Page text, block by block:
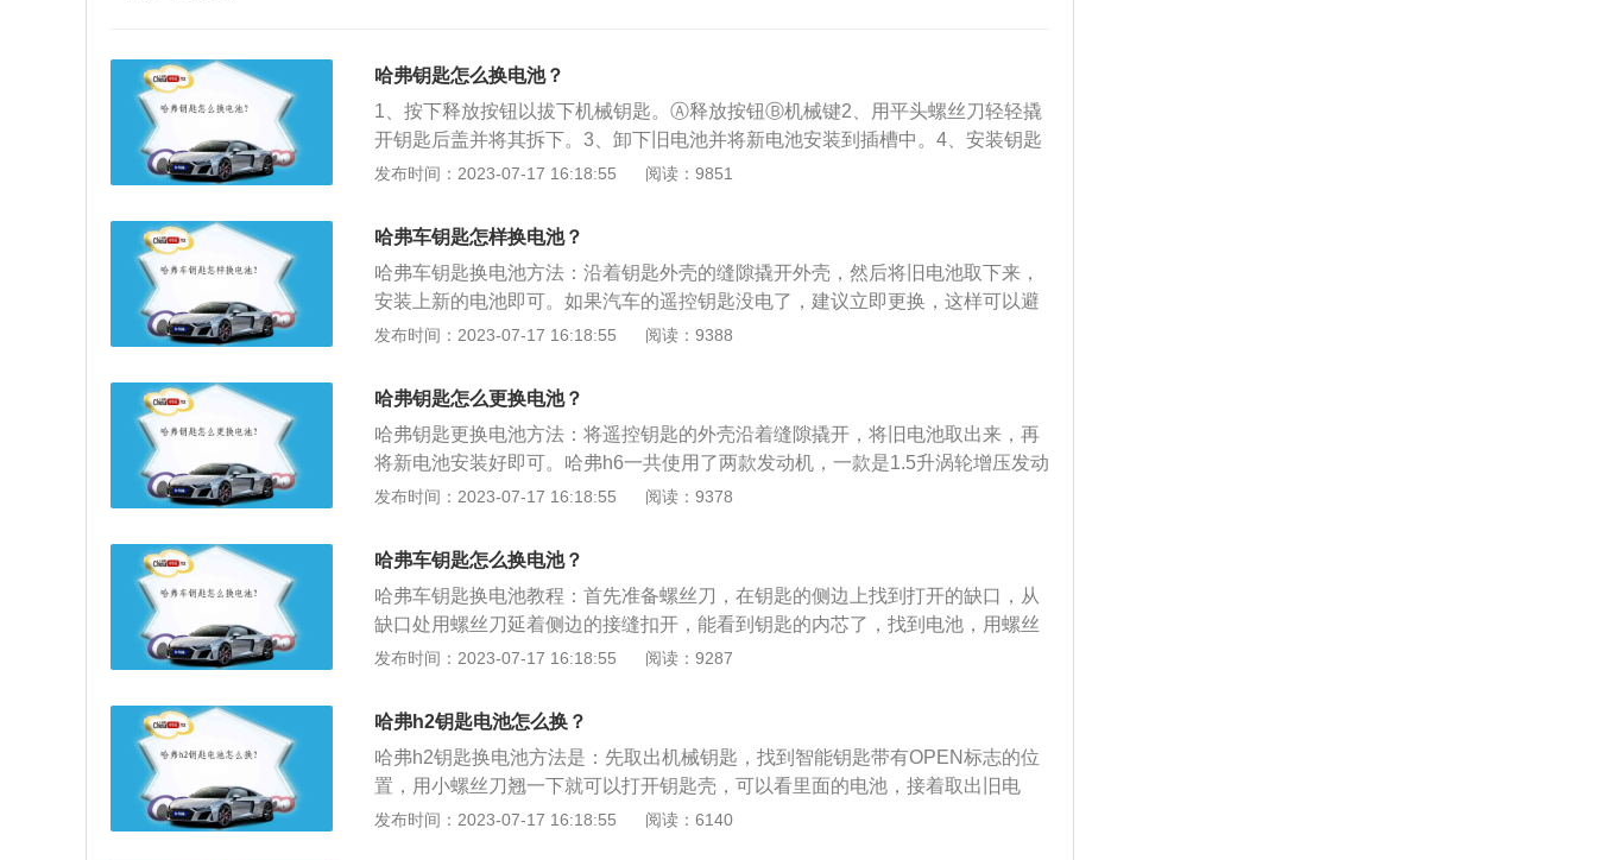
哈弗钥匙怎么换电池？
1、按下释放按钮以拔下机械钥匙。Ⓐ释放按钮Ⓑ机械键2、用平头螺丝刀轻轻撬
开钥匙后盖并将其拆下。3、卸下旧电池并将新电池安装到插槽中。4、安装钥匙
后盖。H6是一款紧凑型SUV，它使用三种发动机：低功率版本的1.5升涡轮增压
升涡轮增压发动机的最大扭矩为150马力和210牛米。发动机的最大功率转速为56
00rpm，最大扭矩转速为1800至4400rpm。大功率1.5升涡轮增压发动机的最大扭
矩为169马力和285牛米。该发动机的最大功率转速为5000至5600rpm，最大扭
矩转速为1400至3600rpm。20升涡轮增压发动机的最大扭矩为224马力和385牛
米。该发动机的最大功率转速为5500rpm，最大扭矩转速为1800至3600rpm。该
发布时间：2023-07-17 16:18:55 阅读：9851
哈弗车钥匙怎样换电池？
哈弗车钥匙换电池方法：沿着钥匙外壳的缝隙撬开外壳，然后将旧电池取下来，
安装上新的电池即可。如果汽车的遥控钥匙没电了，建议立即更换，这样可以避
免耽误正常用车。哈弗是一个自主品牌，这个品牌是专门制造suv车型的，哈弗
v。新款哈弗h6一共使用了两款发动机，一款是1.5升涡轮增压发动机，另一款是
2.0升涡轮增压发动机。
发布时间：2023-07-17 16:18:55 阅读：9388
哈弗钥匙怎么更换电池？
哈弗钥匙更换电池方法：将遥控钥匙的外壳沿着缝隙撬开，将旧电池取出来，再
将新电池安装好即可。哈弗h6一共使用了两款发动机，一款是1.5升涡轮增压发动
机，另一款是2.0升涡轮增压发动机，与发动机匹配的是7速双离合变速箱。哈弗
长城品牌并行运营，使用独立的标识、独立的产品研发、生产、服务等体系，主
营SUV生产及销售业务，其旗下包含H系、F系两个车系。哈弗h6车身尺寸长宽
高分别为4640mm、1825mm、1690mm，轴距为2680mm。
发布时间：2023-07-17 16:18:55 阅读：9378
哈弗车钥匙怎么换电池？
哈弗车钥匙换电池教程：首先准备螺丝刀，在钥匙的侧边上找到打开的缺口，从
缺口处用螺丝刀延着侧边的接缝扣开，能看到钥匙的内芯了，找到电池，用螺丝
刀把电池挑出来，换个新的电池，按刚才相反的顺序组装好，就可以了。哈弗遥
短，在一年左右。哈弗H2是长城汽车旗下哈弗品牌推出的一款小型SUV，哈弗H
2的车身长宽高分别为4335mm、1814mm、1695mm，轴距为2560mm。
发布时间：2023-07-17 16:18:55 阅读：9287
哈弗h2钥匙电池怎么换？
哈弗h2钥匙换电池方法是：先取出机械钥匙，找到智能钥匙带有OPEN标志的位
置，用小螺丝刀翘一下就可以打开钥匙壳，可以看里面的电池，接着取出旧电
池。安装正确型号的电池，并注意分清正负极，注意不要装反，按原步骤安装回
发布时间：2023-07-17 16:18:55 阅读：6140